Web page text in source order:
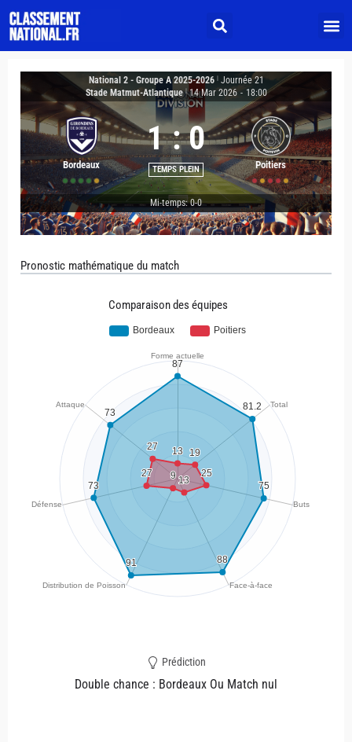
National 2 - Groupe A 2025-2026
Journée 21
Stade Matmut-Atlantique 14 Mar 2026 - 18:00
Bordeaux
1 : 0
TEMPS PLEIN Poitiers
Mi-temps: 0-0
Pronostic mathématique du match
Comparaison des équipes
Prédiction
Double chance : Bordeaux Ou Match nul